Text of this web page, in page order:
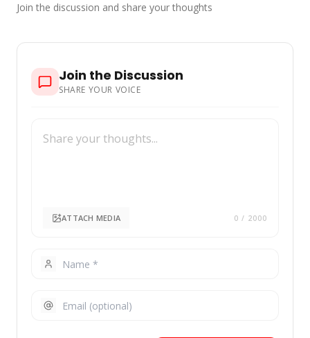
Join the discussion and share your thoughts
Join the Discussion
SHARE YOUR VOICE
ATTACH MEDIA 0 / 2000